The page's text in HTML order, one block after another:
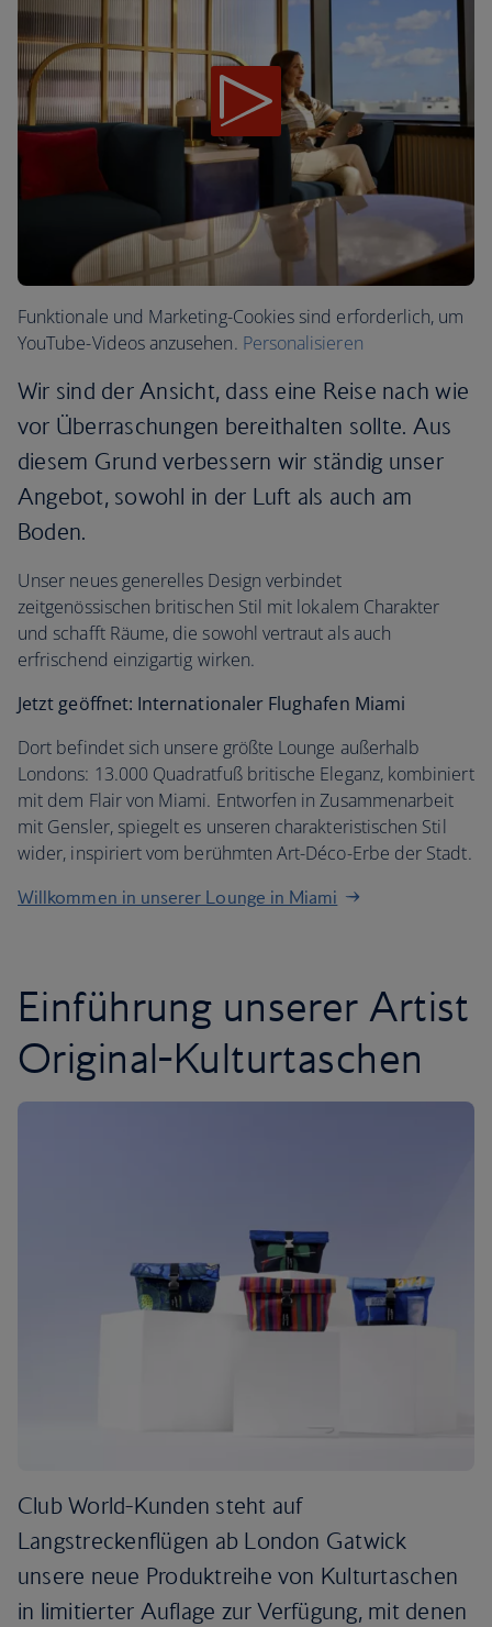
Funktionale und Marketing-Cookies sind erforderlich, um
YouTube-Videos anzusehen. Personalisieren
Wir sind der Ansicht, dass eine Reise nach wie
vor Überraschungen bereithalten sollte. Aus
diesem Grund verbessern wir ständig unser
Angebot, sowohl in der Luft als auch am
Boden.
Unser neues generelles Design verbindet
zeitgenössischen britischen Stil mit lokalem Charakter
und schafft Räume, die sowohl vertraut als auch
erfrischend einzigartig wirken.
Jetzt geöffnet: Internationaler Flughafen Miami
Dort befindet sich unsere größte Lounge außerhalb
Londons: 13.000 Quadratfuß britische Eleganz, kombiniert
mit dem Flair von Miami. Entworfen in Zusammenarbeit
mit Gensler, spiegelt es unseren charakteristischen Stil
wider, inspiriert vom berühmten Art-Déco-Erbe der Stadt.
Willkommen in unserer Lounge in Miami
Einführung unserer Artist
Original-Kulturtaschen
Club World-Kunden steht auf
Langstreckenflügen ab London Gatwick
unsere neue Produktreihe von Kulturtaschen
in limitierter Auflage zur Verfügung, mit denen